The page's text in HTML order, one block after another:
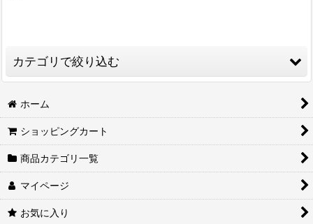
絞り込む
カテゴリで絞り込む
メダカ (全商品)
三色ラメ体外光
光体型
ダルマ
ホーム
ショッピングカート
商品カテゴリ一覧
マイページ
お気に入り